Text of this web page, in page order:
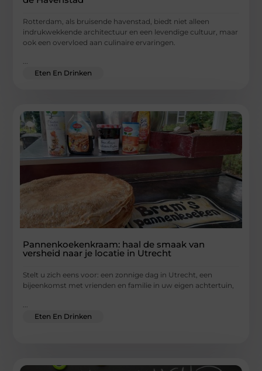
Rotterdam, als bruisende havenstad, biedt niet alleen
indrukwekkende architectuur en een levendige cultuur, maar
ook een overvloed aan culinaire ervaringen.
...
Eten En Drinken
Pannenkoekenkraam: haal de smaak van
versheid naar je locatie in Utrecht
Stelt u zich eens voor: een zonnige dag in Utrecht, een
bijeenkomst met vrienden en familie in uw eigen achtertuin,
Eten En Drinken